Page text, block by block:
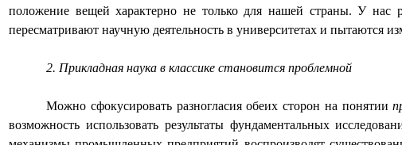
положение вещей характерно не только для нашей страны. У
пересматривают научную деятельность в университетах и пытаются
2. Прикладная наука в классике становится проблемной
Можно сфокусировать разногласия обеих сторон на понятии
возможность использовать результаты фундаментальных